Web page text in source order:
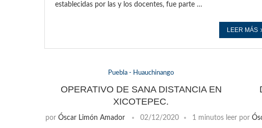
establecidas por las y los docentes, fue parte …
LEER MÁS
Puebla - Huauchinango
OPERATIVO DE SANA DISTANCIA EN
XICOTEPEC.
por Óscar Limón Amador 02/12/2020 1 minutos leer por